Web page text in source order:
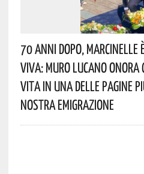
70 Anni Dopo, Marcinelle
Viva: Muro Lucano Onora
Vita In Una Delle Pagine
Nostra Emigrazione